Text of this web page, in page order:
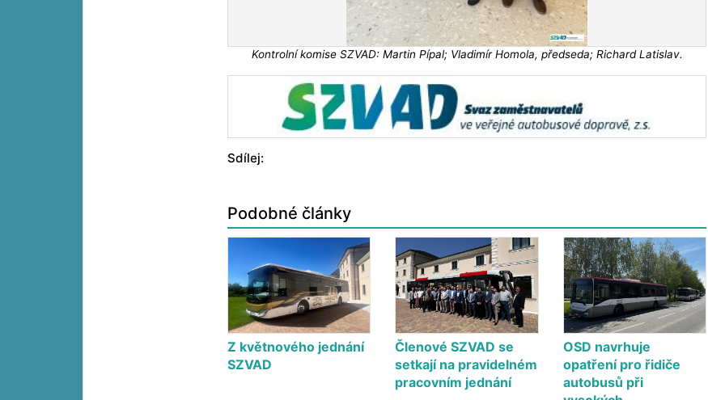
Kontrolní komise SZVAD: Martin Pípal; Vladimír Homola, předseda; Richard Latislav.
Sdílej:
Podobné články
Z květnového jednání
SZVAD
Členové SZVAD se
setkají na pravidelném
pracovním jednání
OSD navrhuje
opatření pro řidiče
autobusů při